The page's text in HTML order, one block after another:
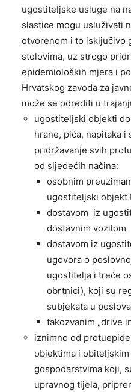
ugostiteljske usluge na
slastice mogu usluživati
otvorenom i to isključivo
stolovima, uz strogo
epidemioloških mjera i
Hrvatskog zavoda za
može se odrediti u
ugostiteljski objekti
hrane, pića, napitaka
pridržavanje svih
od sljedećih načina:
osobnim
ugostiteljski objekt
dostavom iz
dostavnim vozilom
dostavom iz
ugovora o
ugostitelja i treće
obrtnici), koji su
subjekata u
takozvanim „drive
iznimno od
objektima i
gospodarstvima koji,
upravnog tijela,